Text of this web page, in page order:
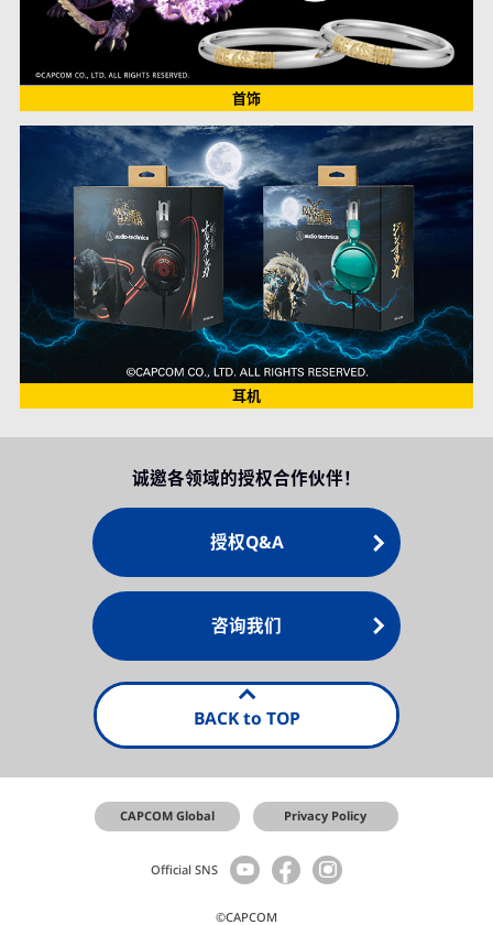
首饰
耳机
诚邀各领域的授权合作伙伴！
授权Q&A
咨询我们
BACK to TOP
CAPCOM Global Privacy Policy
Official SNS
©CAPCOM